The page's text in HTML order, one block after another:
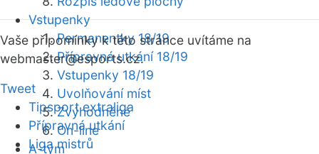
Vstupenky
Permanentky 18/19
Přípravná utkání 18/19
Vstupenky 18/19
Uvolňování míst
Zvýhodněné
On-line
A-tým
Vaše připomínky k této stránce uvítáme na
webmaster@esports.cz.
Tweet
Tipsport extraliga
Přípravná utkání
Liga mistrů